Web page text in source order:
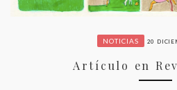
NOTICIAS 20
Artículo en